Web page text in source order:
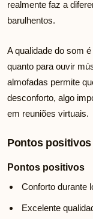
realmente faz a
barulhentos.
A qualidade do som
quanto para ouvir
almofadas permite
desconforto, algo
em reuniões virtuais.
Pontos
Pontos positivos
Conforto durante
Excelente